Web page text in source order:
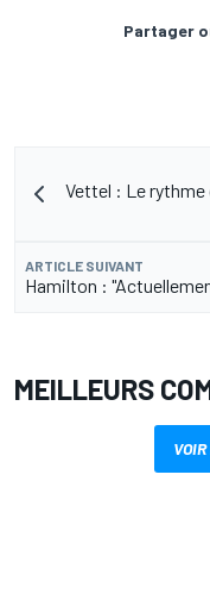
Partager
Vettel : Le rythme
ARTICLE SUIVANT
Hamilton :
MEILLEURS